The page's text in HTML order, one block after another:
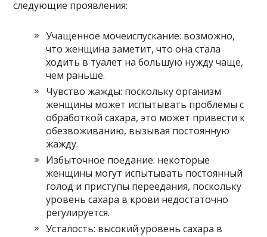
следующие проявления:
Учащенное мочеиспускание: возможно,
что женщина заметит, что она стала
ходить в туалет на большую нужду чаще,
чем раньше.
Чувство жажды: поскольку организм
женщины может испытывать проблемы с
обработкой сахара, это может привести к
обезвоживанию, вызывая постоянную
жажду.
Избыточное поедание: некоторые
женщины могут испытывать постоянный
голод и приступы переедания, поскольку
уровень сахара в крови недостаточно
регулируется.
Усталость: высокий уровень сахара в